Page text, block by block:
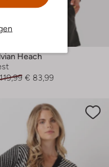
maten
Heach
€ 83,99